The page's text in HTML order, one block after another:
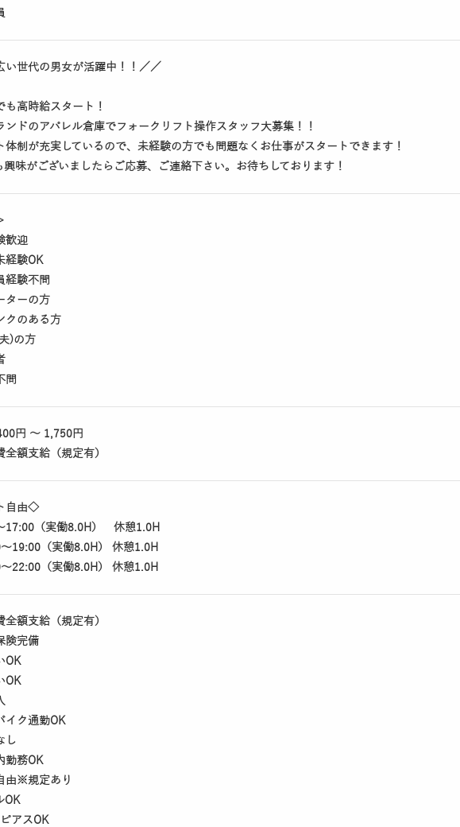
い世代の男女が活躍中！！／／
も高時給スタート！
ンドのアパレル倉庫でフォークリフト操作スタッフ大募集！！
体制が充実しているので、未経験の方でも問題なくお仕事がスタートできます！
興味がございましたらご応募、ご連絡下さい。お待ちしております！
歓迎
経験OK
経験不問
ターの方
クのある方
)の方
問
円 ～ 1,750円
額支給（規定有）
自由◇
17:00（実働8.0H） 休憩1.0H
19:00（実働8.0H） 休憩1.0H
22:00（実働8.0H） 休憩1.0H
全額支給（規定有）
険完備
OK
OK
イク通勤OK
し
勤務OK
由※規定あり
OK
アスOK